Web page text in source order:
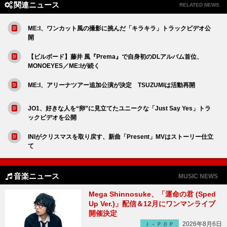
関連ニュース RELATED NEWS
ME:I、ワンカット風の撮影に挑んだ「キラキラ」トラックビデオ公
開
【ビルボード】藤井 風『Prema』で自身初のDLアルバム首位、
MONOEYES／ME:Iが続く
ME:I、アリーナツアー追加公演が決定 TSUZUMIは活動再開
JO1、好きな人を“卵”に見立てたユニークな「Just Say Yes」トラ
ックビデオを公開
INIがクリスマスを取り戻す、新曲「Present」MVはストーリー仕立
て
音楽ニュース MUSIC NEWS
Mega Shinnosuke、「運命の君 (Sped
Up Ver.)」配信＆12月にワンマンライブ
開催決定
Ｊ－ＰＯＰ 2026年8月6日